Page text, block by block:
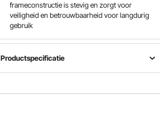
frameconstructie is stevig en zorgt voor
veiligheid en betrouwbaarheid voor langdurig
gebruik
Productspecificatie
SX-81541-
AC 100-
DC29V